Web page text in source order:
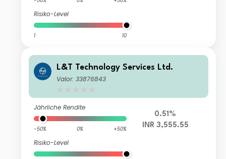
Risiko-Level
1 10
L&T Technology Services Ltd.
Valor: 33876843
Jährliche Rendite
-50% 0% +50%
Risiko-Level
0.51%
INR 3,555.55